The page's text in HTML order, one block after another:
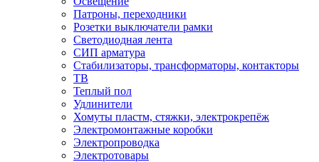
Патроны, переходники
Розетки выключатели рамки
Светодиодная лента
СИП арматура
Стабилизаторы, трансформаторы, контакторы
ТВ
Теплый пол
Удлинители
Хомуты пластм, стяжки, электрокрепёж
Электромонтажные коробки
Электропроводка
Электротовары